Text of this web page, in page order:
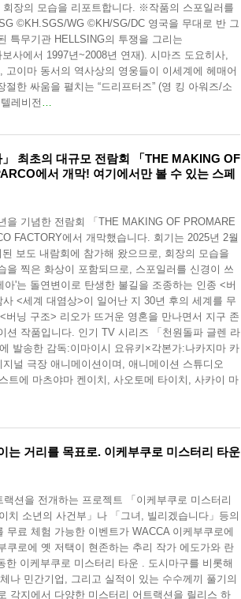
장의 모습을 리포트합니다. ※작품의 스포일러를
©KH.SGS/WG ©KH/SG/DC 영국을 무대로 반 그
특무기관 HELLSING의 투쟁을 그리는
사에서 1997년~2008년 연재). 시마즈 도요히사,
이마 동서의 역사상의 영웅들이 이세계에 헤매어
절한 싸움을 펼치는 “드리프터즈” (영 킹 아워즈/소
레비전 …
」 최초의 대규모 전람회 「THE MAKING OF
에서 개막! 여기에서만 볼 수 있는 스페
을 기념한 전람회 「THE MAKING OF PROMARE
FACTORY에서 개막했습니다. 회기는 2025년 2월
보도 내람회에 참가해 왔으므로, 회장의 모습을
찍은 화상이 포함되므로, 스포일러를 신경이 쓰
'는 돌연변이로 탄생한 불길을 조종하는 인종 <버
<세계 대염상>이 일어난 지 30년 후의 세계를 무
버닝 구조> 리오가 뜨거운 영혼을 만나면서 지구 존
션 작품입니다. 인기 TV 시리즈 「천원돌파 글렌 라
발송한 감독:이마이시 요유키×각본가:나카지마 카
널 극장 애니메이션이며, 애니메이션 스튜디오
트에 마츠야마 켄이치, 사오토메 타이치, 사카이 마
는 거리를 목표로. 이케부쿠로 미스터리 타운
션을 전개하는 프로젝트 「이케부쿠로 미스터리
치 소년의 사건부」나 「그녀, 빌리겠습니다」등의
무료 체험 가능한 이벤트가 WACCA 이케부쿠로에
쿠로에 옛 저택이 현존하는 추리 작가 에도가와 란
한 이케부쿠로 미스터리 타운 . 도시마구를 비롯해
나 민간기업, 그리고 실적이 있는 수수께끼 풀기의
각지에서 다양한 미스터리 어트랙션을 릴리스 하